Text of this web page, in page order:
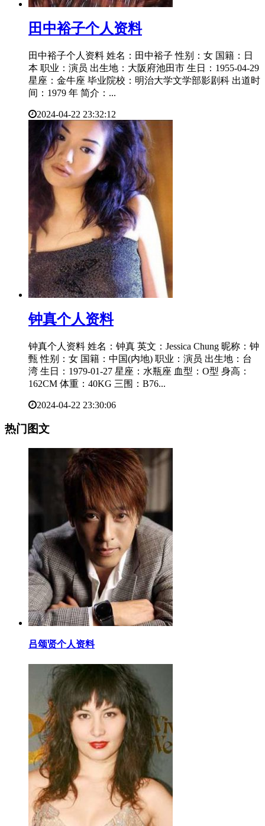
​田中裕子个人资料
田中裕子个人资料 姓名：田中裕子 性别：女 国籍：日
本 职业：演员 出生地：大阪府池田市 生日：1955-04-29
星座：金牛座 毕业院校：明治大学文学部影剧科 出道时
间：1979 年 简介：...
2024-04-22 23:32:12
​钟真个人资料
钟真个人资料 姓名：钟真 英文：Jessica Chung 昵称：钟
甄 性别：女 国籍：中国(内地) 职业：演员 出生地：台
湾 生日：1979-01-27 星座：水瓶座 血型：O型 身高：
162CM 体重：40KG 三围：B76...
2024-04-22 23:30:06
热门图文
​吕颂贤个人资料